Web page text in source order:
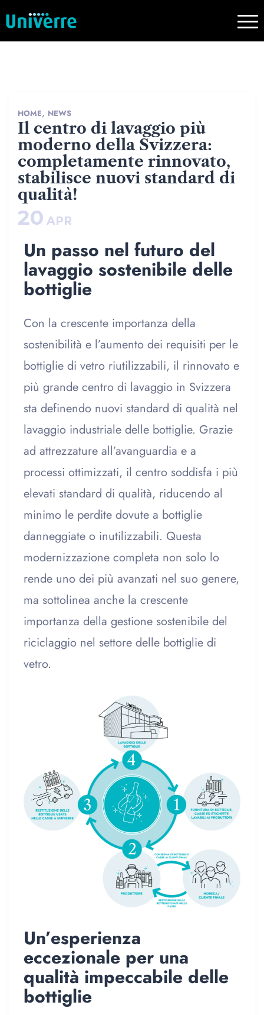
HOME, NEWS
Il centro di lavaggio più
moderno della Svizzera:
completamente rinnovato,
stabilisce nuovi standard di
qualità!
20 APR
Un passo nel futuro del
lavaggio sostenibile delle
bottiglie
Con la crescente importanza della
sostenibilità e l’aumento dei requisiti per le
bottiglie di vetro riutilizzabili, il rinnovato e
più grande centro di lavaggio in Svizzera
sta definendo nuovi standard di qualità nel
lavaggio industriale delle bottiglie. Grazie
ad attrezzature all’avanguardia e a
processi ottimizzati, il centro soddisfa i più
elevati standard di qualità, riducendo al
minimo le perdite dovute a bottiglie
danneggiate o inutilizzabili. Questa
modernizzazione completa non solo lo
rende uno dei più avanzati nel suo genere,
ma sottolinea anche la crescente
importanza della gestione sostenibile del
riciclaggio nel settore delle bottiglie di
vetro.
Un’esperienza
eccezionale per una
qualità impeccabile delle
bottiglie